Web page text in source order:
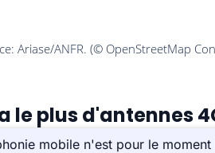
le plus d'antennes
mobile n'est pour le